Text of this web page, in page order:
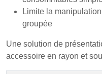
Limite la
groupée
Une solution de
accessoire en rayon et